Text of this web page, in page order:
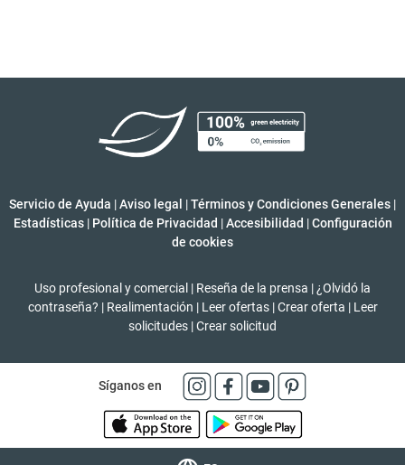
Servicio de Ayuda |Aviso legal |Términos y Condiciones Generales |
Estadísticas | Política de Privacidad | Accesibilidad | Configuración
de cookies
Uso profesional y comercial | Reseña de la prensa | ¿Olvidó la
contraseña? | Realimentación | Leer ofertas | Crear oferta | Leer
solicitudes |Crear solicitud
Síganos en